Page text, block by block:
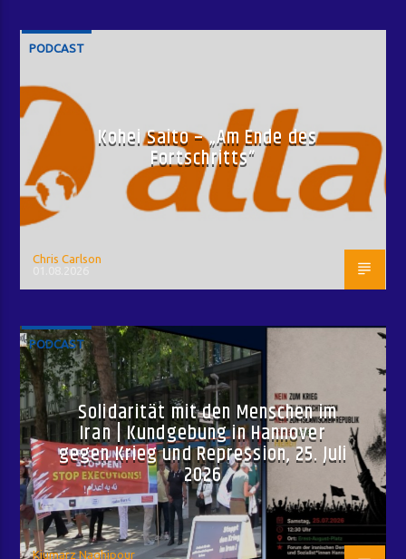
PODCAST
Kohei Saito – „Am Ende des
Fortschritts“
Chris Carlson
PODCAST
Solidarität mit den Menschen im
Iran | Kundgebung in Hannover
gegen Krieg und Repression, 25. Juli
2026
Kiumarz Naghipour